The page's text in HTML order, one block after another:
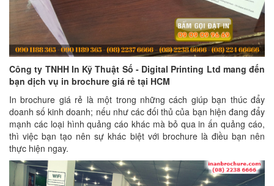
Công ty TNHH In Kỹ Thuật Số - Digital Printing Ltd mang đến
bạn dịch vụ in brochure giá rẻ tại HCM
In brochure giá rẻ là một trong những cách giúp bạn thúc đẩy
doanh số kinh doanh; nếu như các đối thủ của bạn hiện đang đẩy
mạnh các loại hình quảng cáo khác mà bỏ qua in ấn quảng cáo,
thì việc bạn tạo nên sự khác biệt với brochure là điều bạn nên
thực hiện ngay.